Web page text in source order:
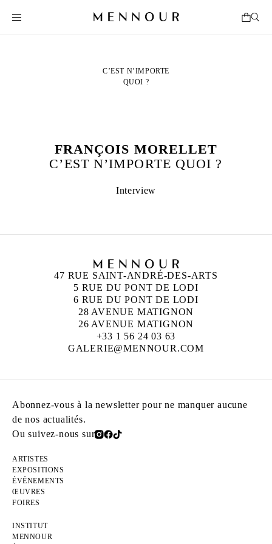
C’EST N’IMPORTE
QUOI ?
FRANÇOIS MORELLET
C’EST N’IMPORTE QUOI ?
Interview
47 RUE SAINT-ANDRÉ-DES-ARTS
5 RUE DU PONT DE LODI
6 RUE DU PONT DE LODI
28 AVENUE MATIGNON
26 AVENUE MATIGNON
+33 1 56 24 03 63
GALERIE@MENNOUR.COM
Abonnez-vous à la newsletter pour ne manquer aucune
de nos actualités.
Ou suivez-nous sur
ARTISTES
EXPOSITIONS
ÉVÉNEMENTS
ŒUVRES
FOIRES
INSTITUT
MENNOUR